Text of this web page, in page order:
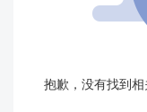
抱歉，没有找到